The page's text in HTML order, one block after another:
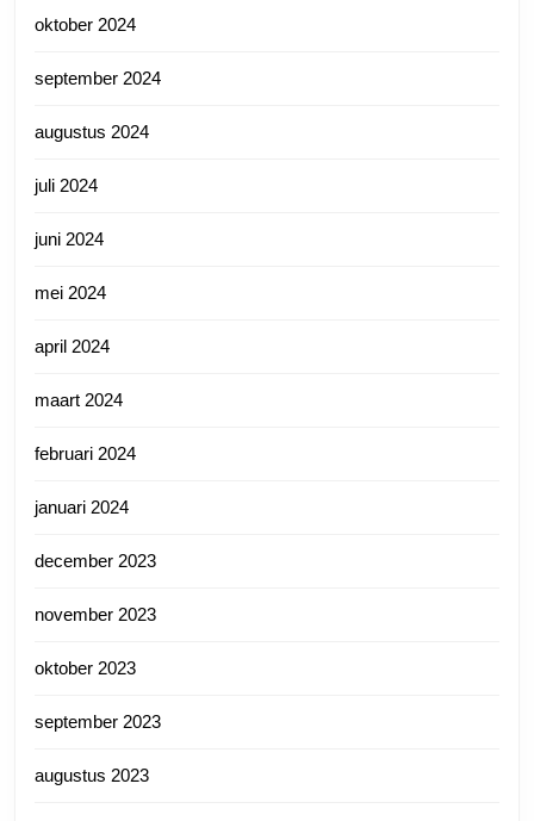
oktober 2024
september 2024
augustus 2024
juli 2024
juni 2024
mei 2024
april 2024
maart 2024
februari 2024
januari 2024
december 2023
november 2023
oktober 2023
september 2023
augustus 2023